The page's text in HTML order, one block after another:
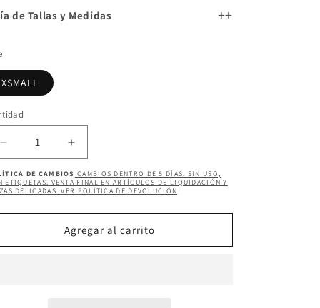
de Tallas y Medidas +
XSMALL
Reducir
cantidad
para
SOFIA
Aumentar
cantidad
para
SOFIA
DE CAMBIOS CAMBIOS DENTRO DE 5 DÍAS. SIN USO,
ETIQUETAS. VENTA FINAL EN ARTÍCULOS DE LIQUIDACIÓN Y
DELICADAS. VER POLÍTICA DE DEVOLUCIÓN
Agregar al carrito